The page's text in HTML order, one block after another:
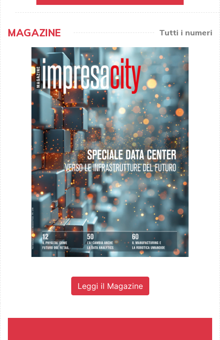
MAGAZINE Tutti i numeri
Leggi il Magazine